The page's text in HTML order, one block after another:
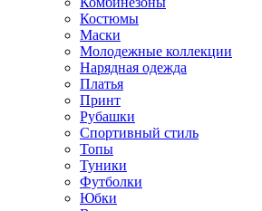
Костюмы
Маски
Молодежные коллекции
Нарядная одежда
Платья
Принт
Рубашки
Спортивный стиль
Топы
Туники
Футболки
Юбки